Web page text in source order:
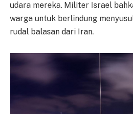
udara mereka. Militer Israel
warga untuk berlindung
rudal balasan dari Iran.